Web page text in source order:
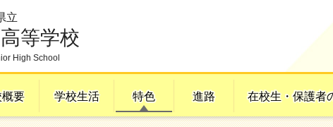
立
等学校
High School
要 学校生活 特色 進路 在校生・保護者